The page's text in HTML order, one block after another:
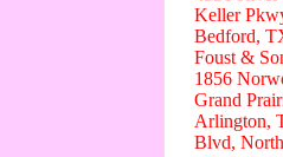
Keller
Bedford,
Foust &
1856
Grand
Arlington,
Blvd,